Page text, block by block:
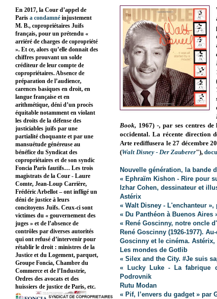
Book, 1967) -, par ses centres
occidental. La récente direction
Arte rediffusera le 27 décembre
(Walt Disney - Der Zauberer"),
Nouvelle génération, la bande
« Ephraïm Kishon - Rire pour
Izhar Cohen, dessinateur et
Astérix
« Walt Disney - L'enchanteur »,
« Du Panthéon à Buenos Aires
« René Goscinny, notre oncle
René Goscinny (1926-1977).
Goscinny et le cinéma. Astérix,
Les mondes de Gotlib
« Silex and the City. #Je suis
« Lucky Luke - La fabrique
Podrovnik
Rutu Modan
« Pif, l’envers du gadget » par
En 2017, la Cour d’appel de
Paris a condamné injustement
M. B., copropriétaires Juifs
français, pour un prétendu «
arriéré de charges de copropriété
». Et ce, alors qu’elle donnait des
chiffres prouvant un solde
créditeur de leur compte de
copropriétaires. Absence de
préparation de l’audience,
carences basiques en droit, en
langue française et en
arithmétique, déni d’un procès
équitable notamment en violant
les droits de la défense des
justiciables juifs par une
partialité choquante et par une
mansuétude généreuse au
bénéfice du Syndicat des
copropriétaires et de son syndic
Foncia Paris fautifs… Les trois
magistrats de la Cour - Laure
Comte, Jean-Loup Carrière,
Frédéric Arbellot – ont infligé un
déni de justice à leurs
concitoyens Juifs. Ceux-ci sont
victimes du « gouvernement des
juges » et de l’absence de
contrôles par diverses autorités
qui ont refusé d’intervenir pour
rétablir le droit : ministres de la
Justice et du Logement, parquet,
Groupe Foncia, Chambre du
Commerce et de l’Industrie,
Ordres des avocats et des
huissiers de justice de Paris, etc.